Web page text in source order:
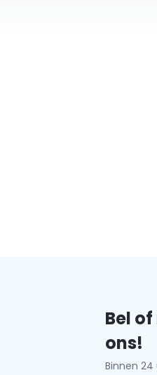
Bel
ons!
Binnen 24